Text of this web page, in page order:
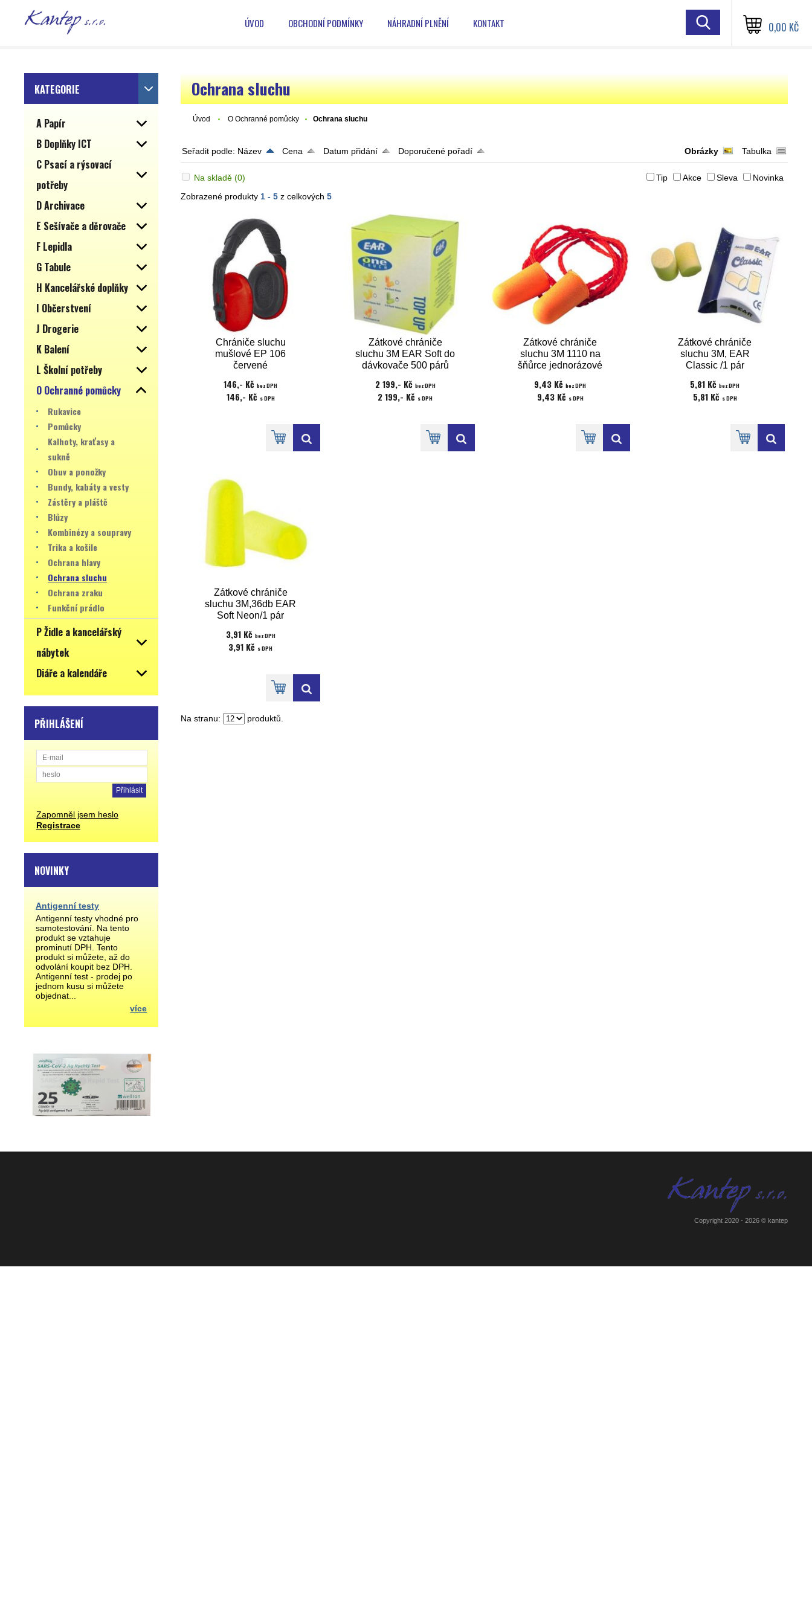
ÚVOD OBCHODNÍ PODMÍNKY NÁHRADNÍ PLNĚNÍ KONTAKT 0,00 KČ
KATEGORIE
A Papír
B Doplňky ICT
C Psací a rýsovací
potřeby
D Archivace
E Sešívače a děrovače
F Lepidla
G Tabule
H Kancelářské doplňky
I Občerstvení
J Drogerie
K Balení
L Školní potřeby
O Ochranné pomůcky
Rukavice
Pomůcky
Kalhoty, kraťasy a
sukně
Obuv a ponožky
Bundy, kabáty a vesty
Zástěry a pláště
Blůzy
Kombinézy a soupravy
Trika a košile
Ochrana hlavy
Ochrana sluchu
Ochrana zraku
Funkční prádlo
P Židle a kancelářský
nábytek
Diáře a kalendáře
PŘIHLÁŠENÍ
Zapomněl jsem heslo
Registrace
NOVINKY
Antigenní testy
Antigenní testy vhodné pro
samotestování. Na tento
produkt se vztahuje
prominutí DPH. Tento
produkt si můžete, až do
odvolání koupit bez DPH.
Antigenní test - prodej po
jednom kusu si můžete
objednat...
více
Ochrana sluchu
Úvod O Ochranné pomůcky Ochrana sluchu
Seřadit podle: Název Cena Datum přidání Doporučené pořadí Obrázky Tabulka
Na skladě (0) Tip Akce Sleva
Novinka
Zobrazené produkty 1 - 5 z celkových5
Chrániče sluchu
mušlové EP 106
červené
146,- Kčbez DPH
146,- Kč s DPH
Zátkové chrániče
sluchu 3M EAR Soft do
dávkovače 500 párů
2 199,- Kč bez DPH
2 199,- Kč s DPH
Zátkové chrániče
sluchu 3M 1110 na
šňůrce jednorázové
9,43 Kčbez DPH
9,43 Kč s DPH
Zátkové chrániče
sluchu 3M, EAR
Classic /1 pár
5,81 Kčbez DPH
5,81 Kč s DPH
Zátkové chrániče
sluchu 3M,36db EAR
Soft Neon/1 pár
3,91 Kč bez DPH
3,91 Kč s DPH
Na stranu: produktů.
Copyright 2020 - 2026 © kantep